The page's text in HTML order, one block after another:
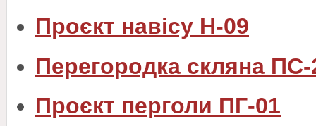
Проєкт навісу Н-09
Перегородка скляна ПС-
Проєкт перголи ПГ-01